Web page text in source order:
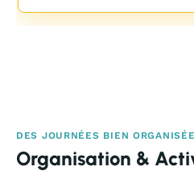
DES JOURNÉES BIEN
Organisation &